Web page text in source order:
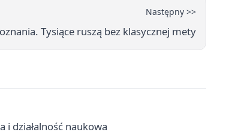
Następny >>
Tysiące ruszą bez klasycznej mety
i działalność naukowa